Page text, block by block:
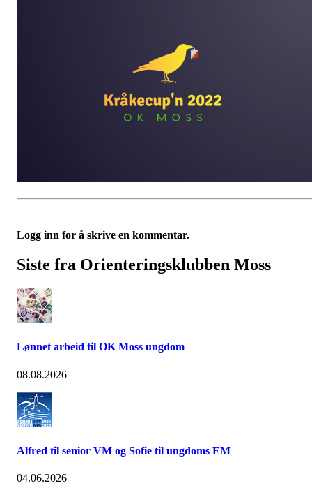
Logg inn for å skrive en kommentar.
Siste fra Orienteringsklubben Moss
Lønnet arbeid til OK Moss ungdom
08.08.2026
Alfred til senior VM og Sofie til ungdoms EM
04.06.2026